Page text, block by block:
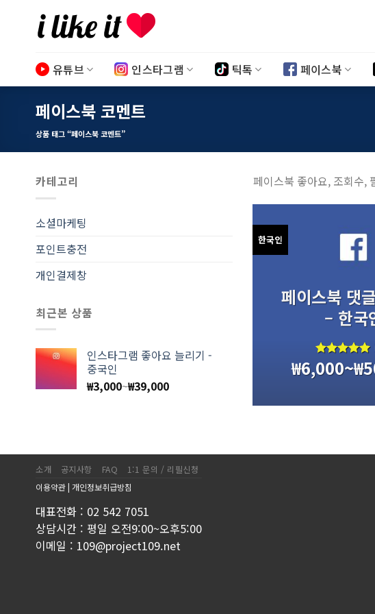
content
유튜브 인스타그램 틱톡 페이스북
페이스북 코멘트
상품 태그 “페이스북 코멘트”
카테고리
소셜마케팅
포인트충전
개인결제창
최근본 상품
인스타그램 좋아요 늘리기 -
중국인
₩3,000~₩39,000
페이스북 좋아요, 조회수,
한국인
페이스북 댓
– 한국
5 중에서
5.00로
₩6,000~₩
소개 공지사항 FAQ 1:1 문의 / 리필신청
이용약관| 개인정보취급방침
대표전화 : 02 542 7051
상담시간 : 평일 오전9:00~오후5:00
이메일 : 109@project109.net